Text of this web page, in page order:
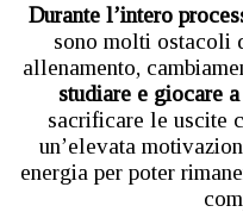
Durante l’intero
sono molti ostacoli
allenamento,
studiare e giocare
sacrificare le uscite
un’elevata
energia per poter